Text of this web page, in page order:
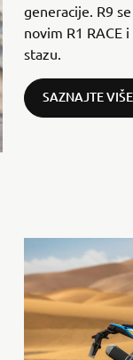
generacije. R9
novim R1 RACE
stazu.
SAZNAJTE